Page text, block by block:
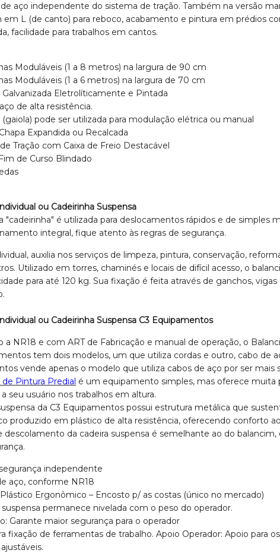
aço independente do sistema de tração. Também na versão
em L (de canto) para reboco, acabamento e pintura em prédios
facilidade para trabalhos em cantos.
Moduláveis (1 a 8 metros) na largura de 90 cm
Moduláveis (1 a 6 metros) na largura de 70 cm
Eletrolíticamente e Pintada
de alta resistência.
pode ser utilizada para modulação elétrica ou manual
Expandida ou Recalcada
Tração com Caixa de Freio Destacável
de Curso Blindado
ou Cadeirinha Suspensa
"cadeirinha" é utilizada para deslocamentos rápidos e de simples
integral, fique atento às regras de segurança.
auxilia nos serviços de limpeza, pintura, conservação,
Utilizado em torres, chaminés e locais de difícil acesso, o
para até 120 kg. Sua fixação é feita através de ganchos,
ou Cadeirinha Suspensa C3 Equipamentos
a NR18 e com ART de Fabricação e manual de operação, o
tem dois modelos, um que utiliza cordas e outro, cabo de
vende apenas o modelo que utiliza cabos de aço por ser mais
de Pintura Predial é um equipamento simples, mas oferece muita
seu usuário nos trabalhos em altura.
da C3 Equipamentos possui estrutura metálica que
produzido em plástico de alta resistência, oferecendo conforto
descolamento da cadeira suspensa é semelhante ao do
independente
aço, conforme NR18
Ergonômico – Encosto p/ as costas (único no mercado)
suspensa permanece nivelada com o peso do operador.
Garante maior segurança para o operador
fixação de ferramentas de trabalho. Apoio Operador: Apoio para